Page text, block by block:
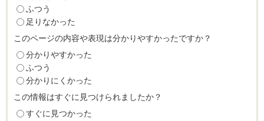
ふつう
足りなかった
このページの内容や表現は分かりやすかったですか？
分かりやすかった
ふつう
分かりにくかった
この情報はすぐに見つけられましたか？
すぐに見つかった